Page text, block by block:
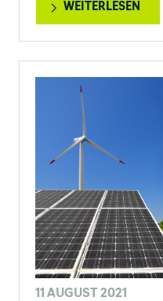
WEITERLESEN
11 AUGUST 2021